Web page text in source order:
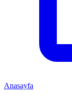
Anasayfa